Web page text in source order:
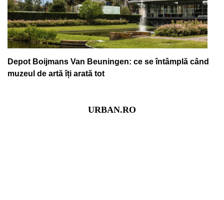
Depot Boijmans Van Beuningen: ce se întâmplă când
muzeul de artă îți arată tot
URBAN.RO